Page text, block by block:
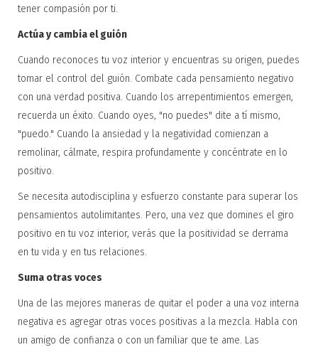
tener compasión por ti.
Actúa y cambia el guión
Cuando reconoces tu voz interior y encuentras su origen, puedes
tomar el control del guión. Combate cada pensamiento negativo
con una verdad positiva. Cuando los arrepentimientos emergen,
recuerda un éxito. Cuando oyes, "no puedes" dite a tí mismo,
"puedo." Cuando la ansiedad y la negatividad comienzan a
remolinar, cálmate, respira profundamente y concéntrate en lo
positivo.
Se necesita autodisciplina y esfuerzo constante para superar los
pensamientos autolimitantes. Pero, una vez que domines el giro
positivo en tu voz interior, verás que la positividad se derrama
en tu vida y en tus relaciones.
Suma otras voces
Una de las mejores maneras de quitar el poder a una voz interna
negativa es agregar otras voces positivas a la mezcla. Habla con
un amigo de confianza o con un familiar que te ame. Las